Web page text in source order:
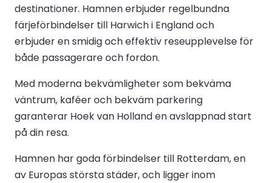
destinationer. Hamnen erbjuder regelbundna
färjeförbindelser till Harwich i England och
erbjuder en smidig och effektiv reseupplevelse för
både passagerare och fordon.
Med moderna bekvämligheter som bekväma
väntrum, kaféer och bekväm parkering
garanterar Hoek van Holland en avslappnad start
på din resa.
Hamnen har goda förbindelser till Rotterdam, en
av Europas största städer, och ligger inom